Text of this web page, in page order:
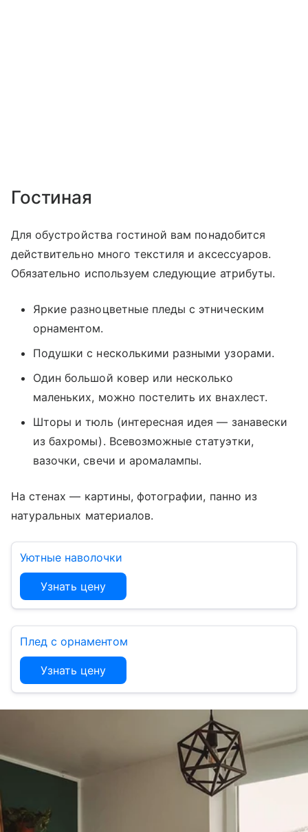
Гостиная
Для обустройства гостиной вам понадобится
действительно много текстиля и аксессуаров.
Обязательно используем следующие атрибуты.
Яркие разноцветные пледы с этническим
орнаментом.
Подушки с несколькими разными узорами.
Один большой ковер или несколько
маленьких, можно постелить их внахлест.
Шторы и тюль (интересная идея — занавески
из бахромы). Всевозможные статуэтки,
вазочки, свечи и аромалампы.
На стенах — картины, фотографии, панно из
натуральных материалов.
Уютные наволочки
Узнать цену
Плед с орнаментом
Узнать цену